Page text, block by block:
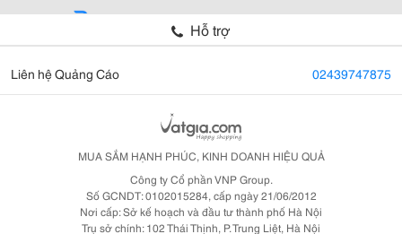
Hỗ trợ
Liên hệ Quảng Cáo 02439747875
MUA SẮM HẠNH PHÚC, KINH DOANH HIỆU QUẢ
Công ty Cổ phần VNP Group.
Số GCNDT: 0102015284, cấp ngày 21/06/2012
Nơi cấp: Sở kế hoạch và đầu tư thành phố Hà Nội
Trụ sở chính: 102 Thái Thịnh, P. Trung Liệt, Hà Nội